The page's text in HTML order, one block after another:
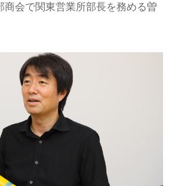
の考案した「ガス式封入式単筒ダンパ
商会で関東営業所部長を務める曽